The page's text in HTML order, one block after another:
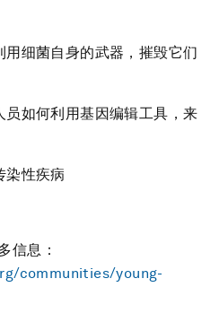
细菌自身的武器，摧毁它们
员如何利用基因编辑工具，来
染性疾病
信息：
communities/young-